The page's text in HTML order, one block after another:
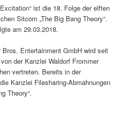
ist die 18. Folge der elften
Sitcom „The Big Bang Theory“.
am 29.03.2018.
Bros. Entertainment GmbH wird seit
der Kanzlei Waldorf Frommer
vertreten. Bereits in der
Kanzlei Filesharing-Abmahnungen
Theory“.